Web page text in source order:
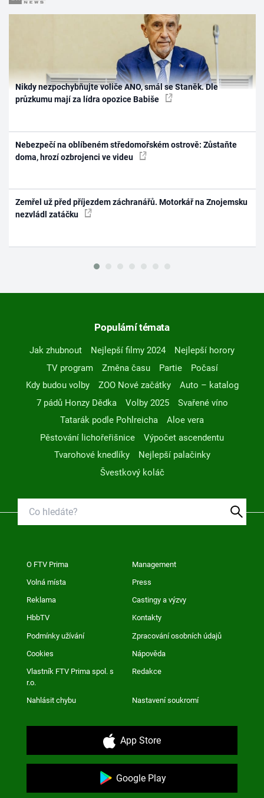
Nikdy nezpochybňujte voliče ANO, smál se Staněk. Dle
průzkumu mají za lídra opozice Babiše
Nebezpečí na oblíbeném středomořském ostrově: Zůstaňte
doma, hrozí ozbrojenci ve videu
Zemřel už před příjezdem záchranářů. Motorkář na Znojemsku
nezvládl zatáčku
Populární témata
Jak zhubnout Nejlepší filmy 2024
Nejlepší horory
TV program
Změna času Partie
Počasí
Kdy budou volby
ZOO Nové začátky
Auto – katalog
7 pádů Honzy Dědka
Volby 2025
Svařené víno
Tatarák podle Pohlreicha
Aloe vera
Pěstování lichořeřišnice
Výpočet ascendentu
Tvarohové knedlíky
Nejlepší palačinky
Švestkový koláč
O FTV Prima Management
Volná místa Press
Reklama Castingy a výzvy
HbbTV Kontakty
Podmínky užívání Zpracování osobních údajů
Cookies Nápověda
Vlastník FTV Prima spol. s
r.o.
Redakce
Nahlásit chybu Nastavení soukromí
App Store
Google Play